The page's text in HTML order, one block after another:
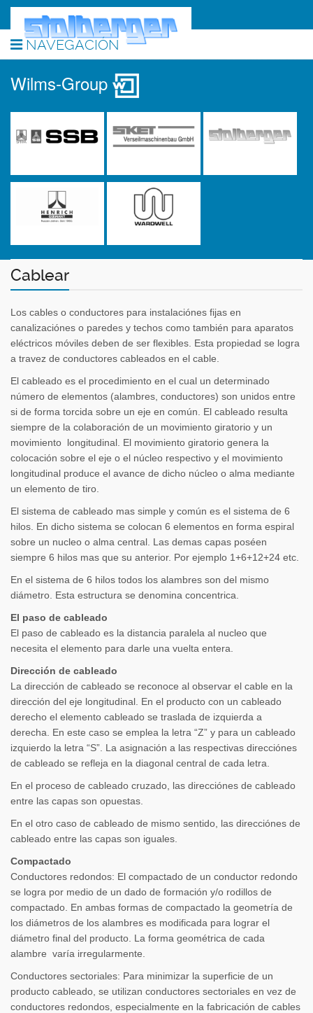
NAVEGACIÓN
Wilms-Group
Cablear
Los cables o conductores para instalaciónes fijas en
canalizaciónes o paredes y techos como también para aparatos
eléctricos móviles deben de ser flexibles. Esta propiedad se logra
a travez de conductores cableados en el cable.
El cableado es el procedimiento en el cual un determinado
número de elementos (alambres, conductores) son unidos entre
si de forma torcida sobre un eje en común. El cableado resulta
siempre de la colaboración de un movimiento giratorio y un
movimiento longitudinal. El movimiento giratorio genera la
colocación sobre el eje o el núcleo respectivo y el movimiento
longitudinal produce el avance de dicho núcleo o alma mediante
un elemento de tiro.
El sistema de cableado mas simple y común es el sistema de 6
hilos. En dicho sistema se colocan 6 elementos en forma espiral
sobre un nucleo o alma central. Las demas capas poséen
siempre 6 hilos mas que su anterior. Por ejemplo 1+6+12+24 etc.
En el sistema de 6 hilos todos los alambres son del mismo
diámetro. Esta estructura se denomina concentrica.
El paso de cableado
El paso de cableado es la distancia paralela al nucleo que
necesita el elemento para darle una vuelta entera.
Dirección de cableado
La dirección de cableado se reconoce al observar el cable en la
dirección del eje longitudinal. En el producto con un cableado
derecho el elemento cableado se traslada de izquierda a
derecha. En este caso se emplea la letra “Z” y para un cableado
izquierdo la letra “S”. La asignación a las respectivas direcciónes
de cableado se refleja en la diagonal central de cada letra.
En el proceso de cableado cruzado, las direcciónes de cableado
entre las capas son opuestas.
En el otro caso de cableado de mismo sentido, las direcciónes de
cableado entre las capas son iguales.
Compactado
Conductores redondos: El compactado de un conductor redondo
se logra por medio de un dado de formación y/o rodillos de
compactado. En ambas formas de compactado la geometría de
los diámetros de los alambres es modificada para lograr el
diámetro final del producto. La forma geométrica de cada
alambre varía irregularmente.
Conductores sectoriales: Para minimizar la superficie de un
producto cableado, se utilizan conductores sectoriales en vez de
conductores redondos, especialmente en la fabricación de cables